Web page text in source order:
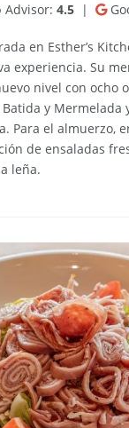
Advisor:4.5 |
en Esther’s
experiencia. Su
nivel con ocho
y Mermelada
Para el almuerzo,
de ensaladas
leña.